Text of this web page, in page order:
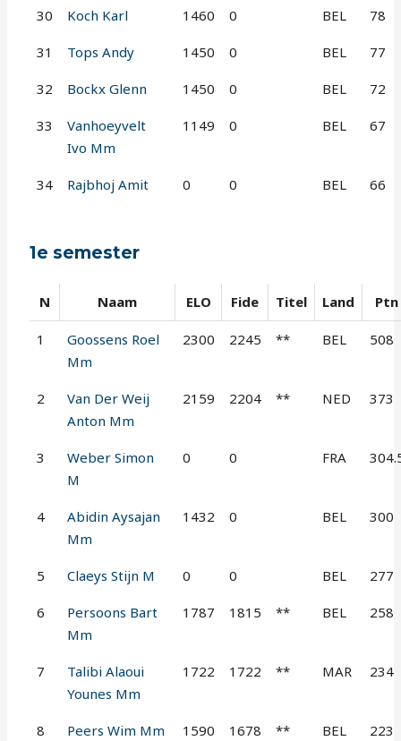
30 Koch Karl 1460 0 BEL 78
31 Tops Andy 1450 0 BEL 77
32 Bockx Glenn 1450 0 BEL 72
33
Vanhoeyvelt
Ivo Mm
1149 0 BEL 67
34 Rajbhoj Amit 0 0 BEL 66
1e semester
N Naam ELO Fide Titel Land Ptn
1
Goossens Roel
Mm
2300 2245 ** BEL 508
2
Van Der Weij
Anton Mm
2159 2204 ** NED 373
3
Weber Simon
M
0 0 FRA
4
Abidin Aysajan
Mm
1432 0 BEL 300
5 Claeys Stijn M 0 0 BEL 277
6
Persoons Bart
Mm
1787 1815 ** BEL 258
7
Talibi Alaoui
Younes Mm
1722 1722 ** MAR 234
8 Peers Wim Mm 1590 1678 ** BEL 223